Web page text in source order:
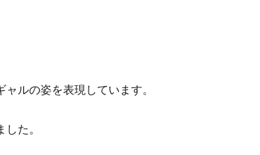
ルの姿を表現しています。
た。